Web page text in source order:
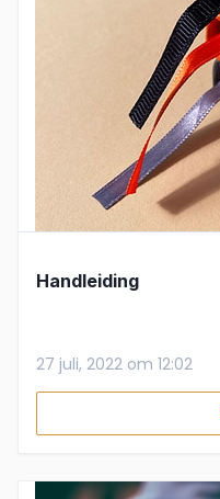
Handleiding
27 juli, 2022 om 12:02